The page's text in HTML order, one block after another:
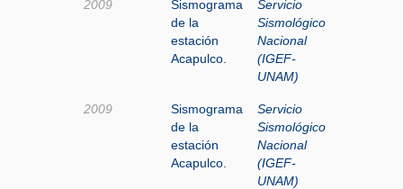
2009
Sismograma
de la
estación
Acapulco.
Servicio
Sismológico
Nacional
(IGEF-
UNAM)
2009
Sismograma
de la
estación
Acapulco.
Servicio
Sismológico
Nacional
(IGEF-
UNAM)